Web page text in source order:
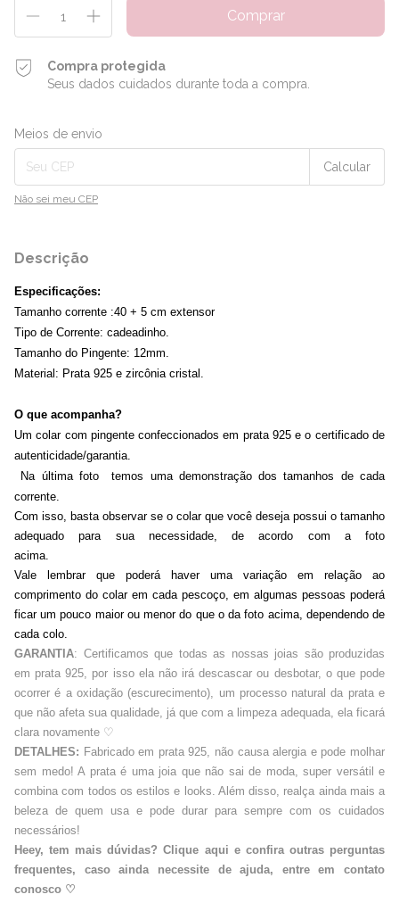
Compra protegida
Seus dados cuidados durante toda a compra.
Entregas para o CEP:
Meios de envio
Calcular
Não sei meu CEP
Descrição
Especificações:
Tamanho corrente :40 + 5 cm extensor
Tipo de Corrente: cadeadinho.
Tamanho do Pingente: 12mm.
Material: Prata 925 e zircônia cristal.
O que acompanha?
Um colar com pingente confeccionados em prata 925 e o certificado de
autenticidade/garantia.
Na última foto temos uma demonstração dos tamanhos de cada
corrente.
Com isso, basta observar se o colar que você deseja possui o tamanho
adequado para sua necessidade, de acordo com a foto
acima.
Vale lembrar que poderá haver uma variação em relação ao
comprimento do colar em cada pescoço, em algumas pessoas poderá
ficar um pouco maior ou menor do que o da foto acima, dependendo de
cada colo.
GARANTIA: Certificamos que todas as nossas joias são produzidas
em prata 925, por isso ela não irá descascar ou desbotar, o que pode
ocorrer é a oxidação (escurecimento), um processo natural da prata e
que não afeta sua qualidade, já que com a limpeza adequada, ela ficará
clara novamente ♡
DETALHES: Fabricado em prata 925, não causa alergia e pode molhar
sem medo! A prata é uma joia que não sai de moda, super versátil e
combina com todos os estilos e looks. Além disso, realça ainda mais a
beleza de quem usa e pode durar para sempre com os cuidados
necessários!
Heey, tem mais dúvidas? Clique aqui e confira outras perguntas
frequentes, caso ainda necessite de ajuda, entre em contato
conosco ♡